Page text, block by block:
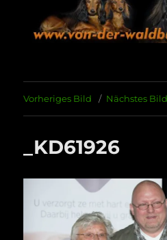
Vorheriges Bild Nächstes Bild
_KD61926